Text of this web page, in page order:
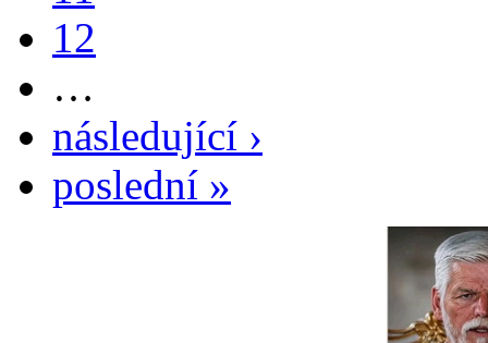
12
…
následující ›
poslední »